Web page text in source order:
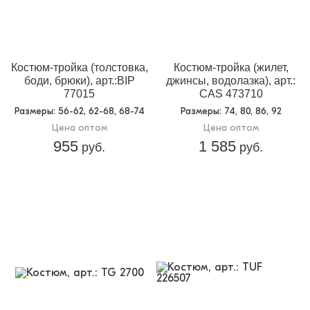
Костюм-тройка (толстовка,
боди, брюки), арт.:BIP
77015
Размеры: 56-62, 62-68, 68-74
Цена оптом
955 руб.
Костюм-тройка (жилет,
джинсы, водолазка), арт.:
CAS 473710
Размеры: 74, 80, 86, 92
Цена оптом
1 585 руб.